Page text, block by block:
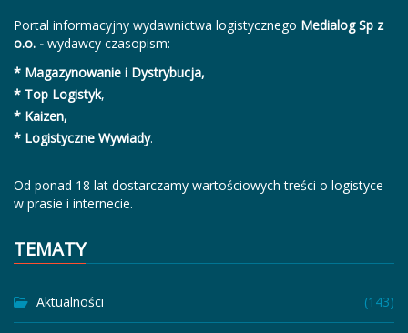
Portal informacyjny wydawnictwa logistycznego Medialog Sp z
o.o. - wydawcy czasopism:
* Magazynowanie i Dystrybucja,
* Top Logistyk,
* Kaizen,
* Logistyczne Wywiady.
Od ponad 18 lat dostarczamy wartościowych treści o logistyce
w prasie i internecie.
TEMATY
Aktualności (143)